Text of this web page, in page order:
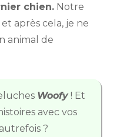
chien. Notre
après cela, je ne
animal de
Woofy! Et
avec vos
?